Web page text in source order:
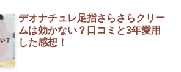
デオナチュレ足指さらさらクリー
ムは効かない？口コミと3年愛用
した感想！